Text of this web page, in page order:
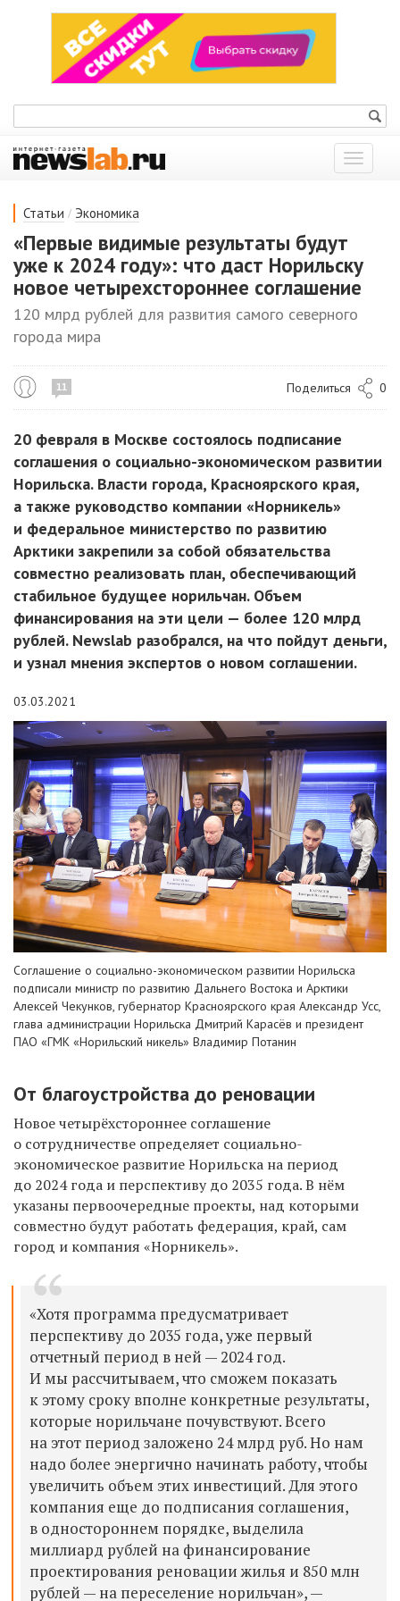
Показать
меню
Статьи / Экономика
«Первые видимые результаты будут
уже к 2024 году»: что даст Норильску
новое четырехстороннее соглашение
120 млрд рублей для развития самого северного
города мира
11 Поделиться 0
20 февраля в Москве состоялось подписание
соглашения о социально-экономическом развитии
Норильска. Власти города, Красноярского края,
а также руководство компании «Норникель»
и федеральное министерство по развитию
Арктики закрепили за собой обязательства
совместно реализовать план, обеспечивающий
стабильное будущее норильчан. Объем
финансирования на эти цели — более 120 млрд
рублей. Newslab разобрался, на что пойдут деньги,
и узнал мнения экспертов о новом соглашении.
03.03.2021
Соглашение о социально-экономическом развитии Норильска
подписали министр по развитию Дальнего Востока и Арктики
Алексей Чекунков, губернатор Красноярского края Александр Усс,
глава администрации Норильска Дмитрий Карасёв и президент
ПАО «ГМК «Норильский никель» Владимир Потанин
От благоустройства до реновации
Новое четырёхстороннее соглашение
о сотрудничестве определяет социально-
экономическое развитие Норильска на период
до 2024 года и перспективу до 2035 года. В нём
указаны первоочередные проекты, над которыми
совместно будут работать федерация, край, сам
город и компания «Норникель».
«Хотя программа предусматривает
перспективу до 2035 года, уже первый
отчетный период в ней — 2024 год.
И мы рассчитываем, что сможем показать
к этому сроку вполне конкретные результаты,
которые норильчане почувствуют.Всего
на этот период заложено 24 млрд руб. Но нам
надо более энергично начинать работу, чтобы
увеличить объем этих инвестиций. Для этого
компания еще до подписания соглашения,
в одностороннем порядке, выделила
миллиард рублей на финансирование
проектирования реновации жилья и 850 млн
рублей — на переселение норильчан», —